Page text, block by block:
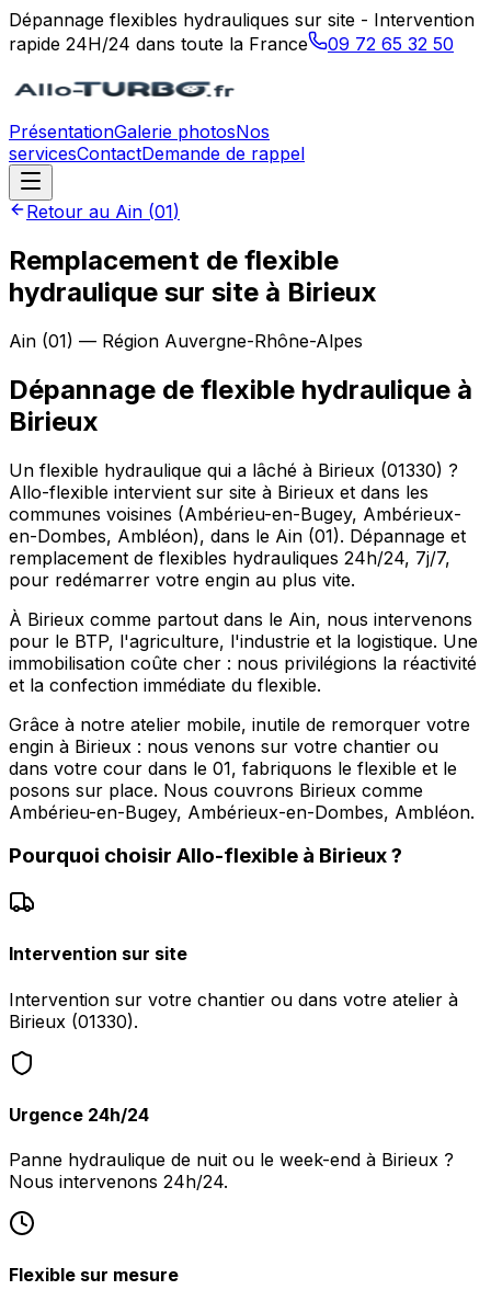
Dépannage flexibles hydrauliques sur site - Intervention
rapide 24H/24 dans toute la France
09 72 65 32 50
PrésentationGalerie photosNos
servicesContactDemande de rappel
Retour au Ain (01)
Remplacement de flexible
hydraulique sur site à Birieux
Ain (01) — Région Auvergne-Rhône-Alpes
Dépannage de flexible hydraulique à
Birieux
Un flexible hydraulique qui a lâché à Birieux (01330) ?
Allo-flexible intervient sur site à Birieux et dans les
communes voisines (Ambérieu-en-Bugey, Ambérieux-
en-Dombes, Ambléon), dans le Ain (01). Dépannage et
remplacement de flexibles hydrauliques 24h/24, 7j/7,
pour redémarrer votre engin au plus vite.
À Birieux comme partout dans le Ain, nous intervenons
pour le BTP, l'agriculture, l'industrie et la logistique. Une
immobilisation coûte cher : nous privilégions la réactivité
et la confection immédiate du flexible.
Grâce à notre atelier mobile, inutile de remorquer votre
engin à Birieux : nous venons sur votre chantier ou
dans votre cour dans le 01, fabriquons le flexible et le
posons sur place. Nous couvrons Birieux comme
Ambérieu-en-Bugey, Ambérieux-en-Dombes, Ambléon.
Pourquoi choisir Allo-flexible à Birieux?
Intervention sur site
Intervention sur votre chantier ou dans votre atelier à
Birieux (01330).
Urgence 24h/24
Panne hydraulique de nuit ou le week-end à Birieux ?
Nous intervenons 24h/24.
Flexible sur mesure